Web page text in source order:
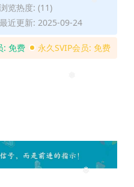
浏览热度: (11)
最近更新: 2025-09-24
: 免费 永久SVIP会员: 免费